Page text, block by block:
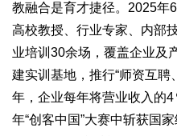
d
教融合是育才捷径。2025年
高校教授、行业专家、内部
业培训30余场，覆盖企业及
建实训基地，推行“师资互聘
年，企业每年将营业收入的
年“创客中国”大赛中斩获国